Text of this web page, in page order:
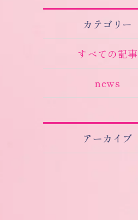
カテゴリー
すべての記事
news
アーカイブ